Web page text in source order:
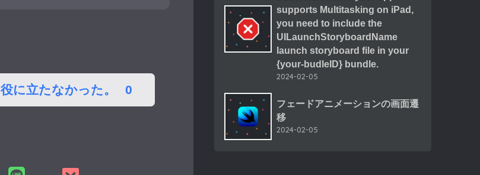
役に立たなかった。 0
supports Multitasking on iPad,
you need to include the
UILaunchStoryboardName
launch storyboard file in your
{your-budleID} bundle.
2024-02-05
フェードアニメーションの画面遷
移
2024-02-05